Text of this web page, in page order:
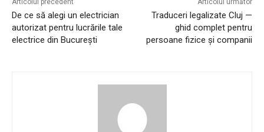
Articolul precedent
De ce să alegi un electrician
autorizat pentru lucrările tale
electrice din București
Articolul următor
Traduceri legalizate Cluj —
ghid complet pentru
persoane fizice și companii